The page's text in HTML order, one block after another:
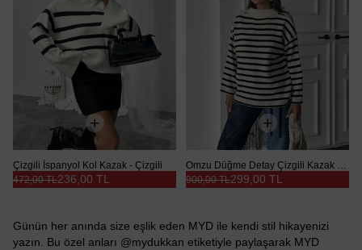
Çizgili İspanyol Kol Kazak - Çizgili
236,00 TL
472,00 TL
Omzu Düğme Detay Çizgili Kazak - Beyaz
299,00 TL
900,00 TL
Günün her anında size eşlik eden MYD ile kendi stil hikayenizi
yazın. Bu özel anları @mydukkan etiketiyle paylaşarak MYD